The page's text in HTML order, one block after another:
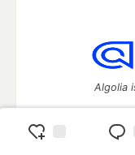
Algolia